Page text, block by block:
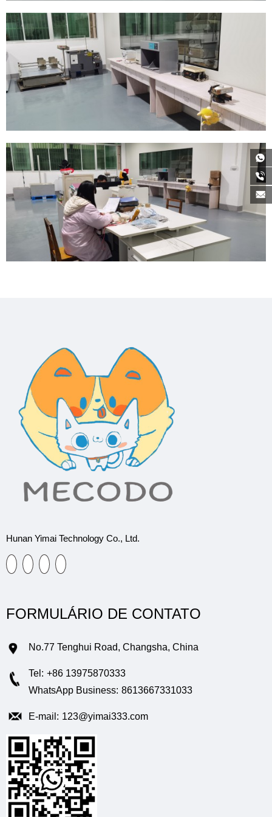
Hunan Yimai Technology Co., Ltd.
FORMULÁRIO DE CONTATO
No.77 Tenghui Road, Changsha, China
Tel: +86 13975870333
WhatsApp Business: 8613667331033
E-mail: 123@yimai333.com